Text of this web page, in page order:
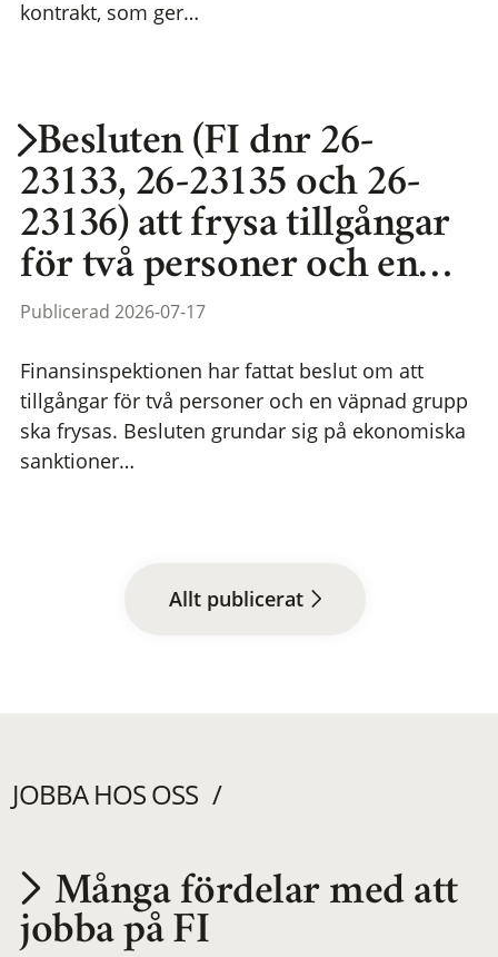
kontrakt, som ger…
Besluten (FI dnr 26-
23133, 26-23135 och 26-
23136) att frysa tillgångar
för två personer och en…
Publicerad 2026-07-17
Finansinspektionen har fattat beslut om att
tillgångar för två personer och en väpnad grupp
ska frysas. Besluten grundar sig på ekonomiska
sanktioner…
Allt publicerat
JOBBA HOS OSS
Utvecklas på en
Många fördelar med att
jobba på FI